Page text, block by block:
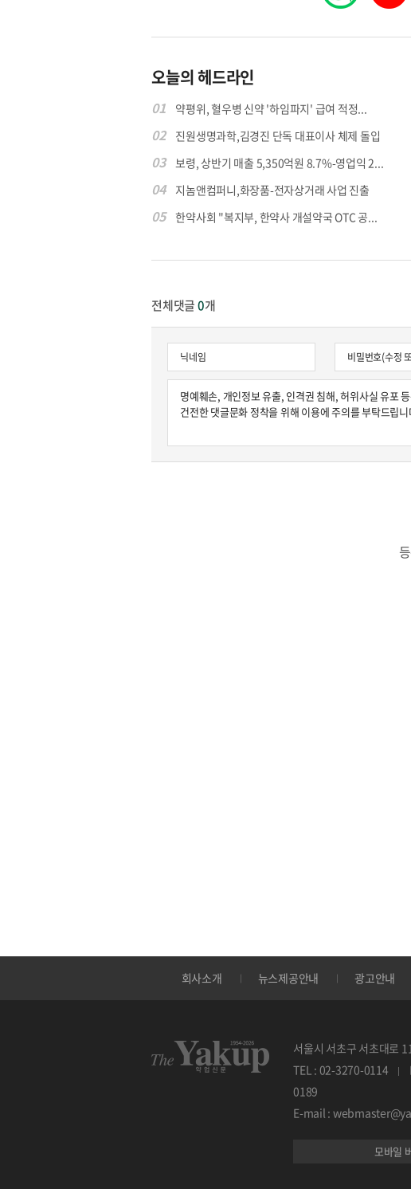
오늘의 헤드라인
01 약평위, 혈우병 신약 '하임파지' 급여 적정...
02 진원생명과학,김경진 단독 대표이사 체제 돌입
03 보령, 상반기 매출 5,350억원 8.7%-영업익 2...
04 지놈앤컴퍼니,화장품-전자상거래 사업 진출
05 한약사회 "복지부, 한약사 개설약국 OTC 공...
전체댓글0개
회사소개 뉴스제공안내 광고안내
서울시 서초구 서초대로
TEL : 02-3270-0114
0189
E-mail :
모바일